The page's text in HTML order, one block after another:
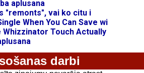
darbi